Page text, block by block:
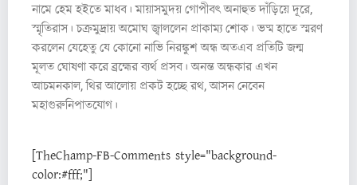
নামে হেম হইতে মাধব। মায়াসমুদয় গোপীবৎ অনাহুত দাঁড়িয়ে দূরে,
স্মৃতিরাস। চক্রমুদ্রায় অমোঘ জ্বাললেন প্রাকাম্য শোক। ভষ্ম হাতে স্মরণ
করলেন যেহেতু যে কোনো নাভি নিরঙ্কুশ অন্ধ অতএব প্রতিটি জন্ম
মূলত ঘোষণা করে ব্রহ্মের ব্যর্থ প্রসব। অনন্ত অন্ধকার এখন
আচমনকাল, থির আলোয় প্রকট হচ্ছে রথ, আসন নেবেন
মহাগুরুনিপাতযোগ।
[TheChamp-FB-Comments style="background-
color:#fff;"]